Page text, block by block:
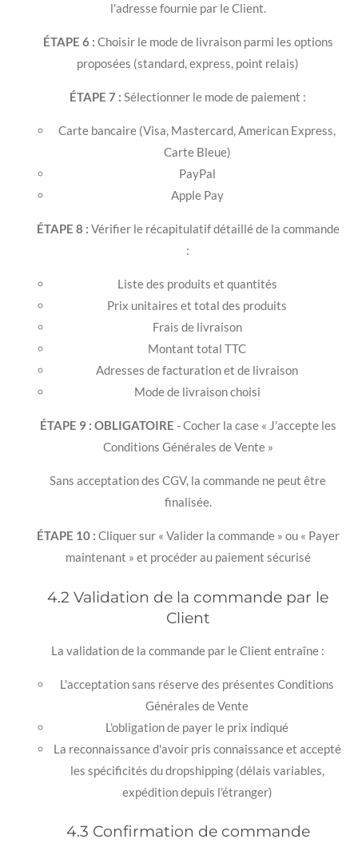
l'adresse fournie par le Client.
ÉTAPE 6 : Choisir le mode de livraison parmi les options
proposées (standard, express, point relais)
ÉTAPE 7 : Sélectionner le mode de paiement :
Carte bancaire (Visa, Mastercard, American Express,
Carte Bleue)
PayPal
Apple Pay
ÉTAPE 8 : Vérifier le récapitulatif détaillé de la commande
:
Liste des produits et quantités
Prix unitaires et total des produits
Frais de livraison
Montant total TTC
Adresses de facturation et de livraison
Mode de livraison choisi
ÉTAPE 9 : OBLIGATOIRE - Cocher la case « J'accepte les
Conditions Générales de Vente »
Sans acceptation des CGV, la commande ne peut être
finalisée.
ÉTAPE 10 : Cliquer sur « Valider la commande » ou « Payer
maintenant » et procéder au paiement sécurisé
4.2 Validation de la commande par le
Client
La validation de la commande par le Client entraîne :
L'acceptation sans réserve des présentes Conditions
Générales de Vente
L'obligation de payer le prix indiqué
La reconnaissance d'avoir pris connaissance et accepté
les spécificités du dropshipping (délais variables,
expédition depuis l'étranger)
4.3 Confirmation de commande